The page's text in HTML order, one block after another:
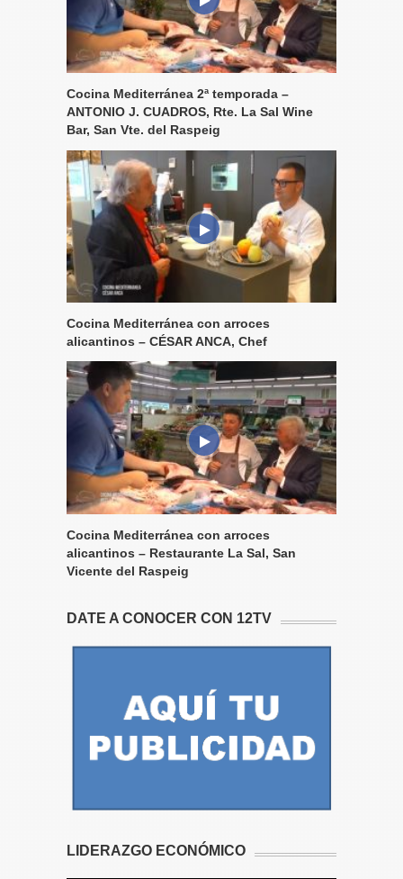
Cocina Mediterránea 2ª temporada –
ANTONIO J. CUADROS, Rte. La Sal Wine
Bar, San Vte. del Raspeig
Cocina Mediterránea con arroces
alicantinos – CÉSAR ANCA, Chef
Cocina Mediterránea con arroces
alicantinos – Restaurante La Sal, San
Vicente del Raspeig
DATE A CONOCER CON 12TV
LIDERAZGO ECONÓMICO